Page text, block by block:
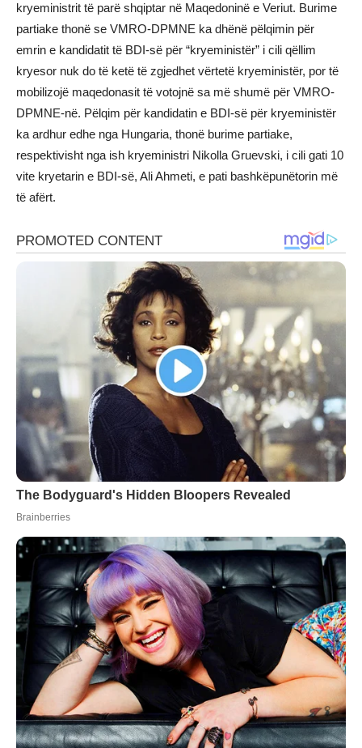
kryeministrit të parë shqiptar në Maqedoninë e Veriut. Burime
partiake thonë se VMRO-DPMNE ka dhënë pëlqimin për
emrin e kandidatit të BDI-së për “kryeministër” i cili qëllim
kryesor nuk do të ketë të zgjedhet vërtetë kryeministër, por të
mobilizojë maqedonasit të votojnë sa më shumë për VMRO-
DPMNE-në. Pëlqim për kandidatin e BDI-së për kryeministër
ka ardhur edhe nga Hungaria, thonë burime partiake,
respektivisht nga ish kryeministri Nikolla Gruevski, i cili gati 10
vite kryetarin e BDI-së, Ali Ahmeti, e pati bashkëpunëtorin më
të afërt.